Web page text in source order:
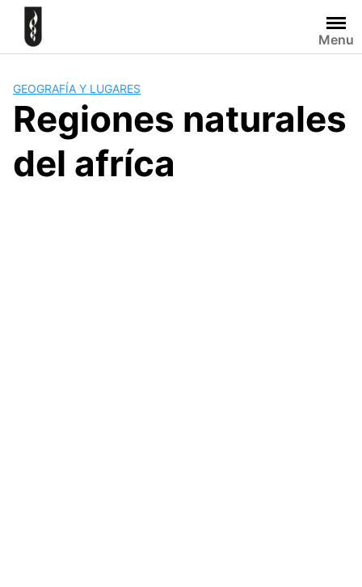
Skip
content
Menu
GEOGRAFÍA Y LUGARES
Regiones naturales
del afríca